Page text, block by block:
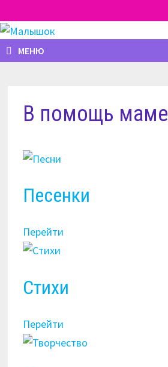
к
содержимому
МЕНЮ
В помощь маме
Песенки
Перейти
Стихи
Перейти